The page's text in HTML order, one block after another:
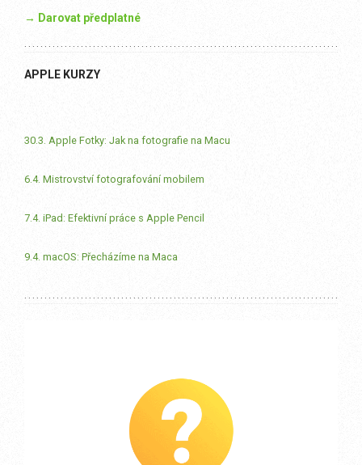
→ Darovat předplatné
APPLE KURZY
30.3. Apple Fotky: Jak na fotografie na Macu
6.4. Mistrovství fotografování mobilem
7.4. iPad: Efektivní práce s Apple Pencil
9.4. macOS: Přecházíme na Maca